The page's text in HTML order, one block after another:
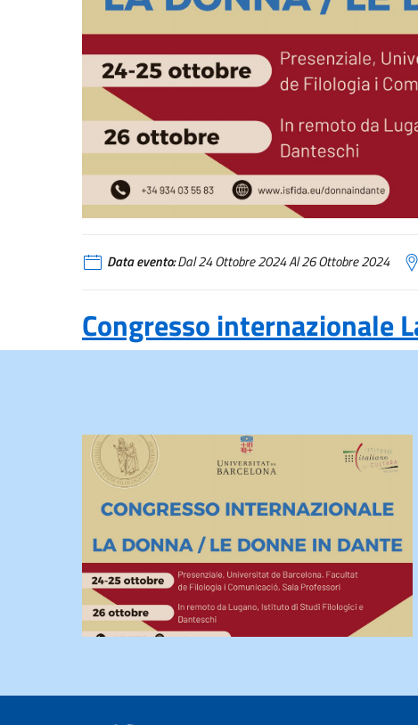
Data evento:Dal 24 Ottobre 2024 Al 26 Ottobre 2024
Congresso internazionale